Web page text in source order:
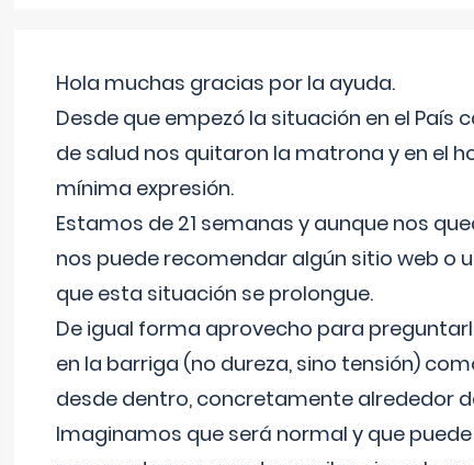
Hola muchas gracias por la ayuda.
Desde que empezó la situación en el
de salud nos quitaron la matrona y en el
mínima expresión.
Estamos de 21 semanas y aunque nos
nos puede recomendar algún sitio web o
que esta situación se prolongue.
De igual forma aprovecho para
en la barriga (no dureza, sino tensión)
desde dentro, concretamente alrededor
Imaginamos que será normal y que